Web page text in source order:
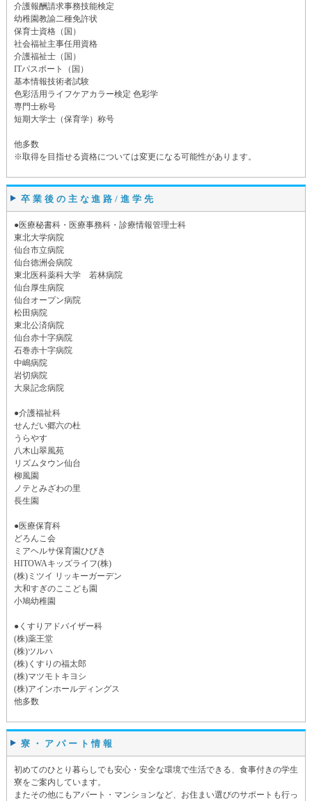
介護報酬請求事務技能検定
幼稚園教諭二種免許状
保育士資格（国）
社会福祉主事任用資格
介護福祉士（国）
ITパスポート（国）
基本情報技術者試験
色彩活用ライフケアカラー検定 色彩学
専門士称号
短期大学士（保育学）称号
他多数
※取得を目指せる資格については変更になる可能性があります。
卒業後の主な進路/進学先
●医療秘書科・医療事務科・診療情報管理士科
東北大学病院
仙台市立病院
仙台徳洲会病院
東北医科薬科大学 若林病院
仙台厚生病院
仙台オープン病院
松田病院
東北公済病院
仙台赤十字病院
石巻赤十字病院
中嶋病院
岩切病院
大泉記念病院
●介護福祉科
せんだい郷六の杜
うらやす
八木山翠風苑
リズムタウン仙台
柳風園
ノテとみざわの里
長生園
●医療保育科
どろんこ会
ミアヘルサ保育園ひびき
HITOWAキッズライフ(株)
(株)ミツイ リッキーガーデン
大和すぎのここども園
小鳩幼稚園
●くすりアドバイザー科
(株)薬王堂
(株)ツルハ
(株)くすりの福太郎
(株)マツモトキヨシ
(株)アインホールディングス
他多数
寮・アパート情報
初めてのひとり暮らしでも安心・安全な環境で生活できる、食事付きの学生
寮をご案内しています。
またその他にもアパート・マンションなど、お住まい選びのサポートも行っ